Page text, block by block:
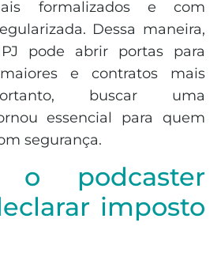
formalizados e com
Dessa maneira,
pode abrir portas para
e contratos mais
buscar uma
essencial para quem
segurança.
o podcaster
imposto